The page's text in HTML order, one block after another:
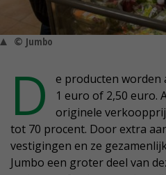
© Jumbo
D
e producten worden
1 euro of 2,50 euro.
originele
tot 70 procent. Door extra
vestigingen en ze
Jumbo een groter deel van